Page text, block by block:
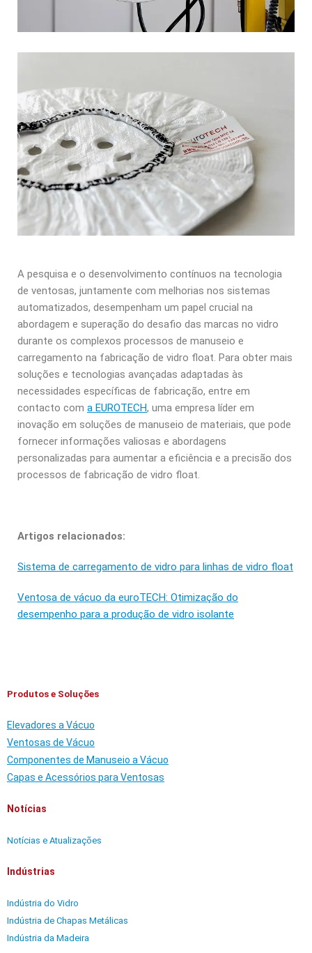
A pesquisa e o desenvolvimento contínuos na tecnologia
de ventosas, juntamente com melhorias nos sistemas
automatizados, desempenham um papel crucial na
abordagem e superação do desafio das marcas no vidro
durante os complexos processos de manuseio e
carregamento na fabricação de vidro float. Para obter mais
soluções e tecnologias avançadas adaptadas às
necessidades específicas de fabricação, entre em
contacto com a EUROTECH, uma empresa líder em
inovação em soluções de manuseio de materiais, que pode
fornecer informações valiosas e abordagens
personalizadas para aumentar a eficiência e a precisão dos
processos de fabricação de vidro float.
Artigos relacionados:
Sistema de carregamento de vidro para linhas de vidro float
Ventosa de vácuo da euroTECH: Otimização do
desempenho para a produção de vidro isolante
Produtos e Soluções
Elevadores a Vácuo
Ventosas de Vácuo
Componentes de Manuseio a Vácuo
Capas e Acessórios para Ventosas
Notícias
Notícias e Atualizações
Indústrias
Indústria do Vidro
Indústria de Chapas Metálicas
Indústria da Madeira